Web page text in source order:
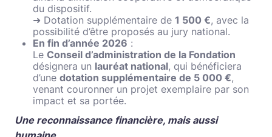
du dispositif.
➜ Dotation supplémentaire de 1 500 €, avec la
possibilité d’être proposés au jury national.
En fin d’année 2026 :
Le Conseil d’administration de la Fondation
désignera un lauréat national, qui bénéficiera
d’une dotation supplémentaire de 5 000 €,
venant couronner un projet exemplaire par son
impact et sa portée.
Une reconnaissance financière, mais aussi